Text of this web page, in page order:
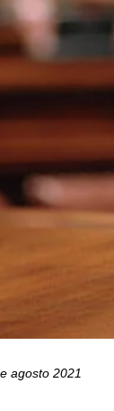
agosto 2021